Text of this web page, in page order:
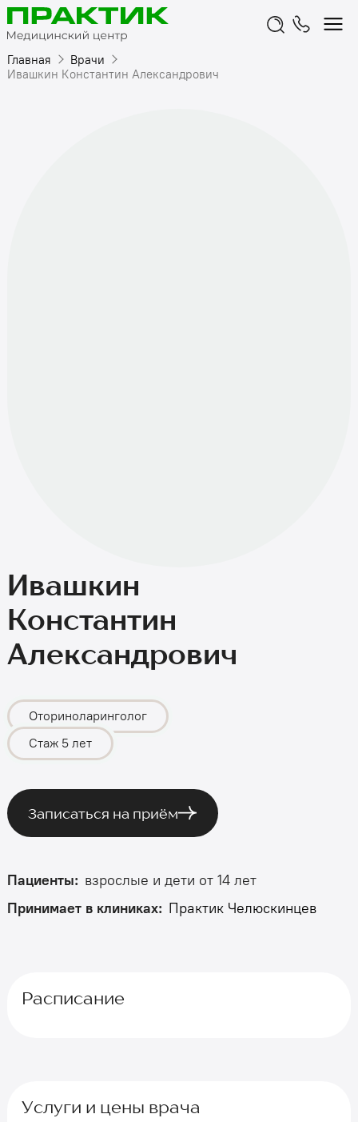
Главная
Врачи
Ивашкин Константин Александрович
Ивашкин
Константин
Александрович
Оториноларинголог
Стаж 5 лет
Записаться на приём
Пациенты: взрослые и дети от 14 лет
Принимает в клиниках: Практик Челюскинцев
Расписание
Услуги и цены врача